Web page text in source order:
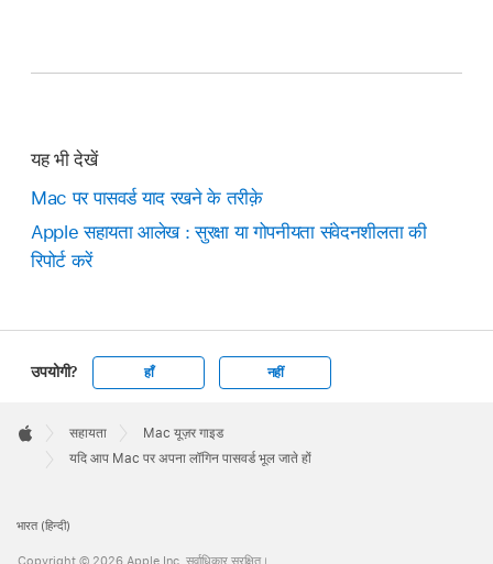
यह भी देखें
Mac पर पासवर्ड याद रखने के तरीक़े
Apple सहायता आलेख : सुरक्षा या गोपनीयता संवेदनशीलता की
रिपोर्ट करें
उपयोगी? हाँ नहीं
Footer

Apple
सहायता
Mac यूज़र गाइड
यदि आप Mac पर अपना लॉगिन पासवर्ड भूल जाते हों
भारत (हिन्दी)
Copyright © 2026 Apple Inc. सर्वाधिकार सुरक्षित।